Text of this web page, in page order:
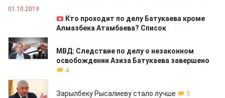
01.10.2019
Кто проходит по делу Батукаева кроме
Алмазбека Атамбаева? Список
05.09.2019
МВД: Следствие по делу о незаконном
освобождении Азиза Батукаева завершено
4
31.07.2019
Зарылбеку Рысалиеву стало лучше
3